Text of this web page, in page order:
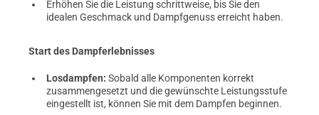
Erhöhen Sie die Leistung schrittweise, bis Sie den
idealen Geschmack und Dampfgenuss erreicht haben.
Start des Dampferlebnisses
Losdampfen: Sobald alle Komponenten korrekt
zusammengesetzt und die gewünschte Leistungsstufe
eingestellt ist, können Sie mit dem Dampfen beginnen.